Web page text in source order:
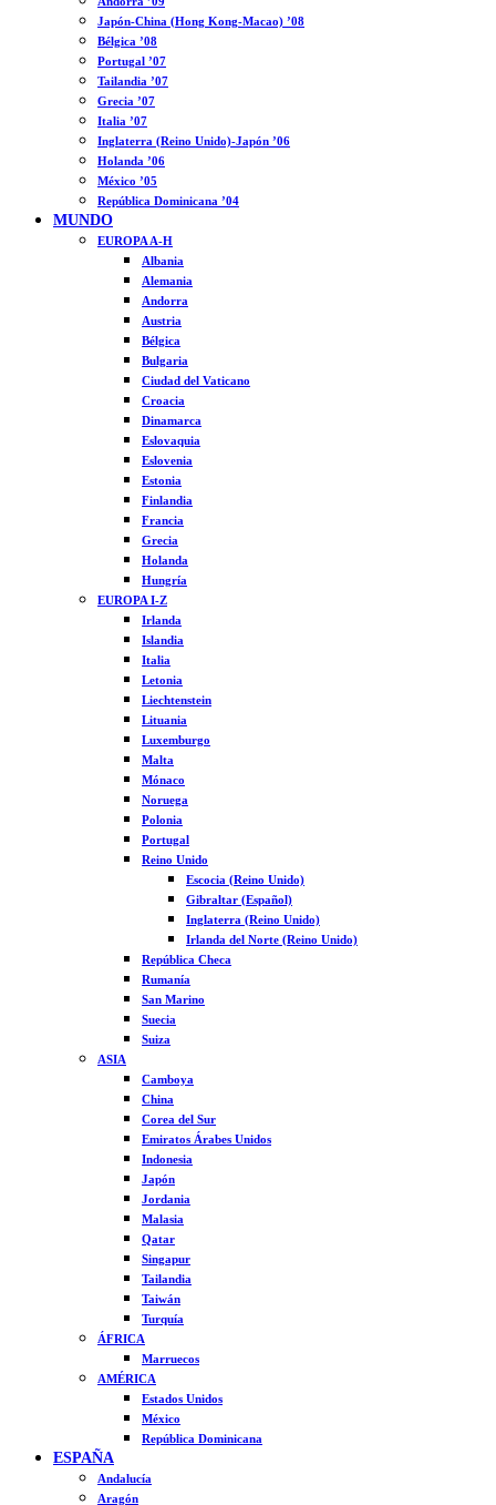
Japón-China (Hong Kong-Macao) ’08
Bélgica ’08
Portugal ’07
Tailandia ’07
Grecia ’07
Italia ’07
Inglaterra (Reino Unido)-Japón ’06
Holanda ’06
México ’05
República Dominicana ’04
MUNDO
EUROPA A-H
Albania
Alemania
Andorra
Austria
Bélgica
Bulgaria
Ciudad del Vaticano
Croacia
Dinamarca
Eslovaquia
Eslovenia
Estonia
Finlandia
Francia
Grecia
Holanda
Hungría
EUROPA I-Z
Irlanda
Islandia
Italia
Letonia
Liechtenstein
Lituania
Luxemburgo
Malta
Mónaco
Noruega
Polonia
Portugal
Reino Unido
Escocia (Reino Unido)
Gibraltar (Español)
Inglaterra (Reino Unido)
Irlanda del Norte (Reino Unido)
República Checa
Rumanía
San Marino
Suecia
Suiza
ASIA
Camboya
China
Corea del Sur
Emiratos Árabes Unidos
Indonesia
Japón
Jordania
Malasia
Qatar
Singapur
Tailandia
Taiwán
Turquía
ÁFRICA
Marruecos
AMÉRICA
Estados Unidos
México
República Dominicana
ESPAÑA
Andalucía
Aragón